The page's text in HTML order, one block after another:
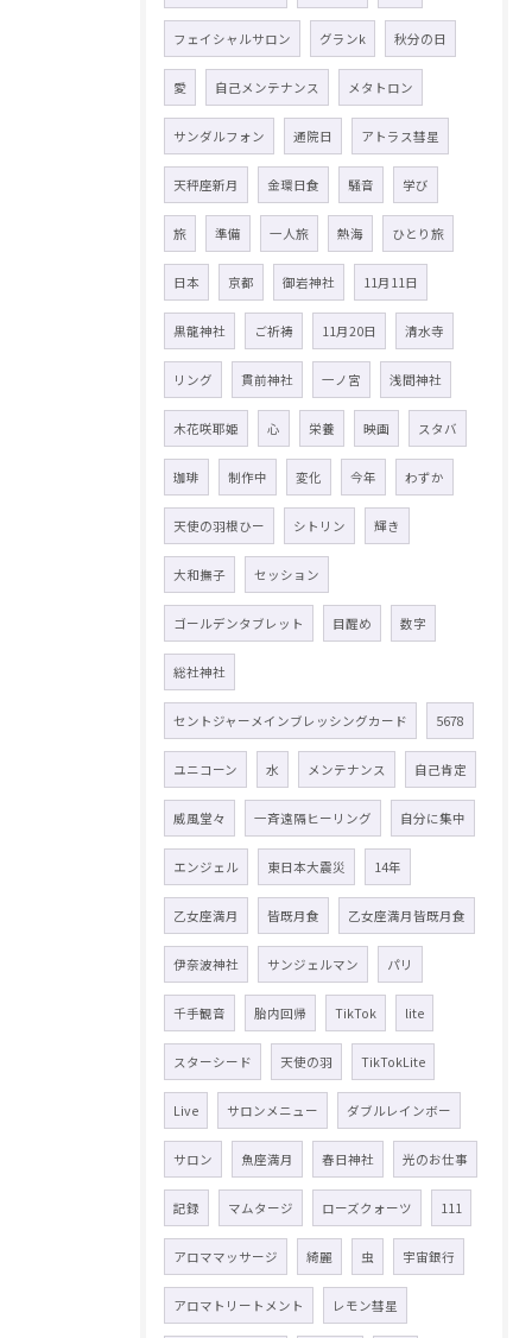
フェイシャルサロン グランk 秋分の日
愛 自己メンテナンス メタトロン
サンダルフォン 通院日 アトラス彗星
天秤座新月 金環日食 騒音 学び
旅 準備 一人旅 熱海 ひとり旅
日本 京都 御岩神社 11月11日
黒龍神社 ご祈祷 11月20日 清水寺
リング 貫前神社 一ノ宮 浅間神社
木花咲耶姫 心 栄養 映画 スタバ
珈琲 制作中 変化 今年 わずか
天使の羽根ひー シトリン 輝き
大和撫子 セッション
ゴールデンタブレット 目醒め 数字
総社神社
セントジャーメインブレッシングカード 5678
ユニコーン 水 メンテナンス 自己肯定
威風堂々 一斉遠隔ヒーリング 自分に集中
エンジェル 東日本大震災 14年
乙女座満月 皆既月食 乙女座満月皆既月食
伊奈波神社 サンジェルマン パリ
千手観音 胎内回帰 TikTok lite
スターシード 天使の羽 TikTokLite
Live サロンメニュー ダブルレインボー
サロン 魚座満月 春日神社 光のお仕事
記録 マムタージ ローズクォーツ 111
アロママッサージ 綺麗 虫 宇宙銀行
アロマトリートメント レモン彗星